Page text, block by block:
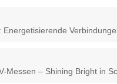
Energetisierende
Messen – Shining Bright in